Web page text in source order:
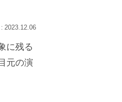
2023.12.06
に残る
元の演